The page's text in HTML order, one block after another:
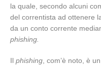
la quale, secondo alcuni
del correntista ad ottenere
da un conto corrente
phishing.
Il phishing , com’è noto, è